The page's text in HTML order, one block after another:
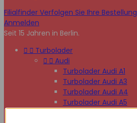
Filialfinder Verfolgen Sie Ihre Bestellung
Anmelden
Seit 15 Jahren in Berlin.
  Turbolader
  Audi
Turbolader Audi A1
Turbolader Audi A3
Turbolader Audi A4
Turbolader Audi A5